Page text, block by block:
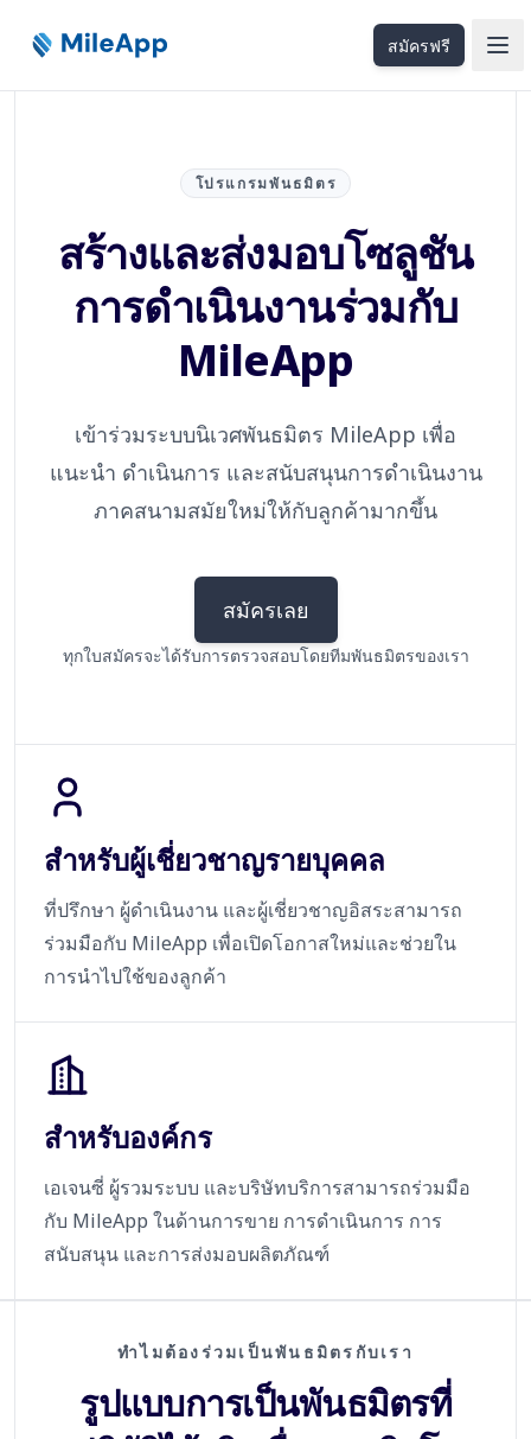
สมัครฟรี
โปรแกรมพันธมิตร
สร้างและส่งมอบโซลูชัน
การดำเนินงานร่วมกับ
MileApp
เข้าร่วมระบบนิเวศพันธมิตร MileApp เพื่อ
แนะนำ ดำเนินการ และสนับสนุนการดำเนินงาน
ภาคสนามสมัยใหม่ให้กับลูกค้ามากขึ้น
สมัครเลย
ทุกใบสมัครจะได้รับการตรวจสอบโดยทีมพันธมิตรของเรา
สำหรับผู้เชี่ยวชาญรายบุคคล
ที่ปรึกษา ผู้ดำเนินงาน และผู้เชี่ยวชาญอิสระสามารถ
ร่วมมือกับ MileApp เพื่อเปิดโอกาสใหม่และช่วยใน
การนำไปใช้ของลูกค้า
สำหรับองค์กร
เอเจนซี่ ผู้รวมระบบ และบริษัทบริการสามารถร่วมมือ
กับ MileApp ในด้านการขาย การดำเนินการ การ
สนับสนุน และการส่งมอบผลิตภัณฑ์
ทำไมต้องร่วมเป็นพันธมิตรกับเรา
รูปแบบการเป็นพันธมิตรที่